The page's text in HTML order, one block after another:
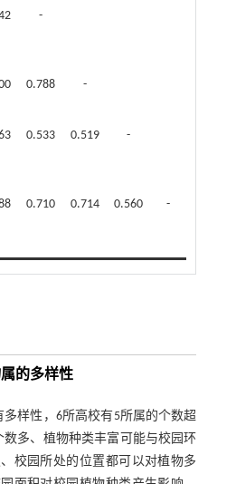
-
0.788 -
0.533 0.519 -
0.710 0.714 0.560 -
的多样性
样性，6所高校有5所属的个数超
数多、植物种类丰富可能与校园环
校园所处的位置都可以对植物多